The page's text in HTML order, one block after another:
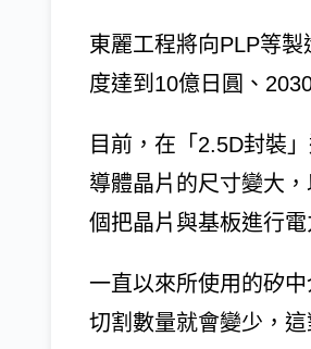
東麗工程將向PLP等
度達到10億日圓、
目前，在「2.5D封裝
導體晶片的尺寸變大
個把晶片與基板進行
一直以來所使用的矽
切割數量就會變少，